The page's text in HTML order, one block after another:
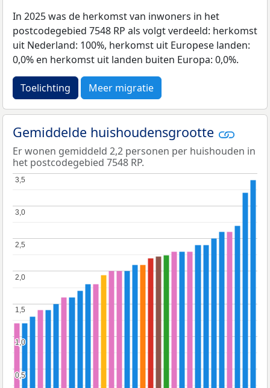
In 2025 was de herkomst van inwoners in het
postcodegebied 7548 RP als volgt verdeeld: herkomst
uit Nederland: 100%, herkomst uit Europese landen:
0,0% en herkomst uit landen buiten Europa: 0,0%.
Toelichting Meer migratie
Gemiddelde huishoudensgrootte
Er wonen gemiddeld 2,2 personen per huishouden in
het postcodegebied 7548 RP.
0,5
0,5
1,0
1,0
1,5
1,5
2,0
2,0
2,5
2,5
3,0
3,0
3,5
3,5